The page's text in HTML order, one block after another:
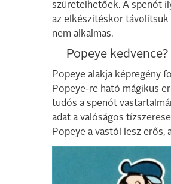
szüretelhetőek. A spenót
az elkészítéskor távolítsuk
nem alkalmas.
Popeye kedvence?
Popeye alakja képregény
Popeye-re ható mágikus
tudós a spenót
adat a valóságos
Popeye a vastól lesz